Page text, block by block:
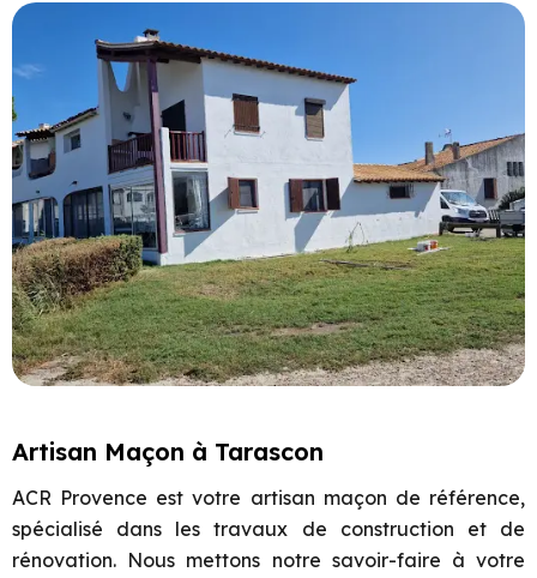
Artisan Maçon à Tarascon
ACR Provence est votre artisan maçon de référence,
spécialisé dans les travaux de construction et de
rénovation. Nous mettons notre savoir-faire à votre